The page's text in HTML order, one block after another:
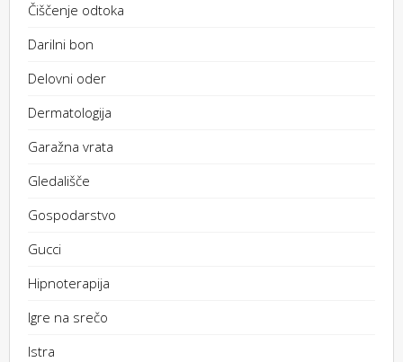
Čiščenje odtoka
Darilni bon
Delovni oder
Dermatologija
Garažna vrata
Gledališče
Gospodarstvo
Gucci
Hipnoterapija
Igre na srečo
Istra